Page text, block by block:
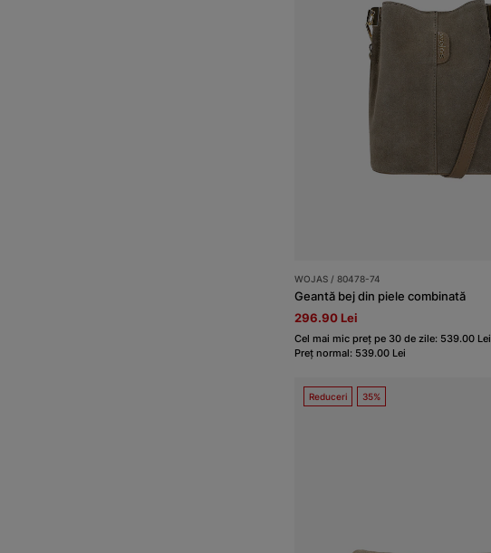
WOJAS / 80478-74
Geantă bej din piele combinată
296.90 Lei
Cel mai mic preț pe 30 de zile: 539.00 Lei
Preț normal: 539.00 Lei
Reduceri 35%